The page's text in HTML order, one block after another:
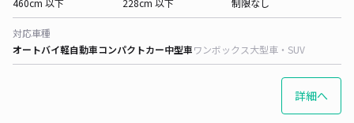
460cm 以下
228cm 以下
制限なし
対応車種
オートバイ軽自動車コンパクトカー中型車ワンボックス大型車・SUV
詳細へ